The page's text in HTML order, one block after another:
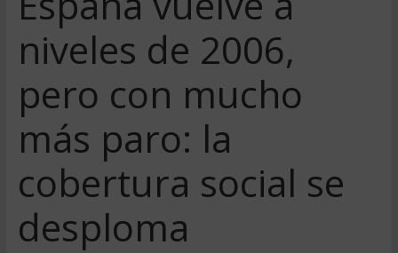
niveles de 2006,
pero con mucho
más paro: la
cobertura social se
desploma